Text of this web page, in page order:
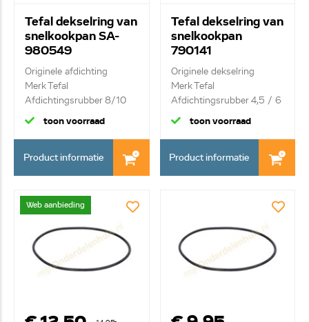
Tefal dekselring van
snelkookpan SA-
980549
Originele afdichting
Merk Tefal
Afdichtingsrubber 8/10
Li...
toon voorraad
Product informatie
Tefal dekselring van
snelkookpan
790141
Originele dekselring
Merk Tefal
Afdichtingsrubber 4,5 / 6
...
toon voorraad
Product informatie
Web aanbieding